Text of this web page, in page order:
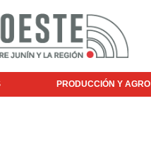
PRODUCCIÓN Y AGRO